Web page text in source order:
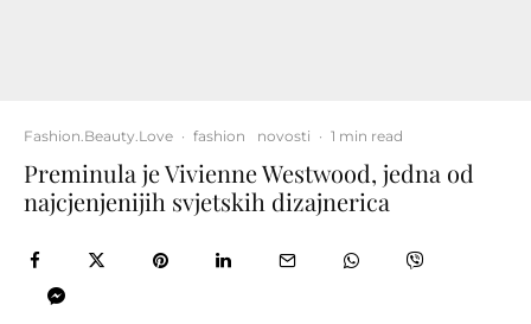
Fashion.Beauty.Love · fashion novosti · 1 min read
Preminula je Vivienne Westwood, jedna od
najcjenjenijih svjetskih dizajnerica